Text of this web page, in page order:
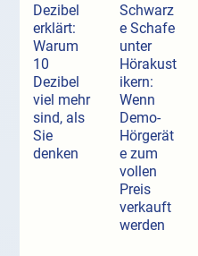
Dezibel
erklärt:
Warum
10
Dezibel
viel mehr
sind, als
Sie
denken
Schwarz
e Schafe
unter
Hörakust
ikern:
Wenn
Demo-
Hörgerät
e zum
vollen
Preis
verkauft
werden